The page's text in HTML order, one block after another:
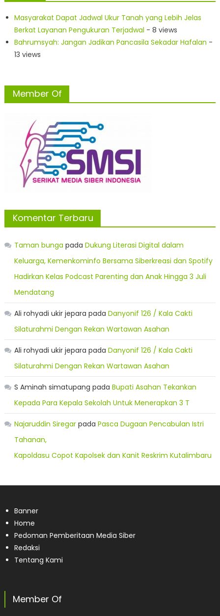
Masyarakat Dapat Jadwal Ukur Tanah yang Lebih Jelas
Berkat Layanan Pengukuran Terjadwal - 8 views
Bahrumsyah: Jangan Jadikan Pancasila Sekadar Hafalan -
13 views
Member Of
Komentar Terbaru
Taman bunga pada Dukung Literasi Digital dalam
Keluarga, Kemenkominfo Bersama Siberkreasi dan Spotify
Hadirkan Kelas Podcast Parenting dan Anak Hingga 3 Juli
Mendatang
Ali rohyadi ukir jepara pada Danyonif 126 / Kala Cakti
Silaturahmi Dengan Rekan Wartawan Asahan
Ali rohyadi ukir jepara pada Danyonif 126 / Kala Cakti
Silaturahmi Dengan Rekan Wartawan Asahan
S Aminah simatupang pada Bupati Asahan Tekankan
Kepada Para Kepala Sekolah Untuk Menerapkan 3 T
Najaruddin Siregarpada Pasca Dugaan Pencabulan Istri
Tahanan,
Kapoldasu Copot Kapolsek dan Kanit Reskrim Kutalimbaru
Banner
Home
Pedoman Pemberitaan Media Siber
Redaksi
Tentang Kami
Member Of